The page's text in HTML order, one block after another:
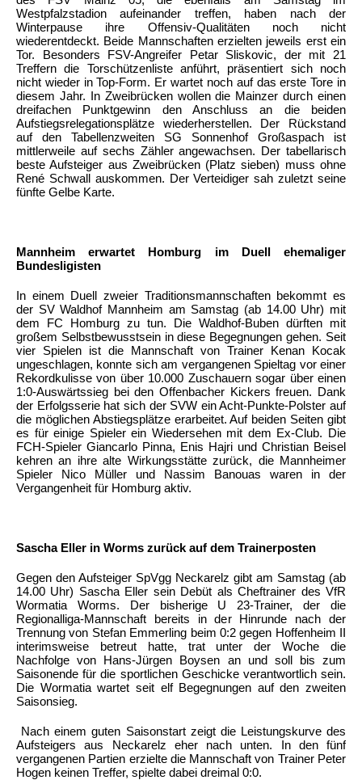
Westpfalzstadion aufeinander treffen, haben nach der
Winterpause ihre Offensiv-Qualitäten noch nicht
wiederentdeckt. Beide Mannschaften erzielten jeweils erst ein
Tor. Besonders FSV-Angreifer Petar Sliskovic, der mit 21
Treffern die Torschützenliste anführt, präsentiert sich noch
nicht wieder in Top-Form. Er wartet noch auf das erste Tore in
diesem Jahr. In Zweibrücken wollen die Mainzer durch einen
dreifachen Punktgewinn den Anschluss an die beiden
Aufstiegsrelegationsplätze wiederherstellen. Der Rückstand
auf den Tabellenzweiten SG Sonnenhof Großaspach ist
mittlerweile auf sechs Zähler angewachsen. Der tabellarisch
beste Aufsteiger aus Zweibrücken (Platz sieben) muss ohne
René Schwall auskommen. Der Verteidiger sah zuletzt seine
fünfte Gelbe Karte.
Mannheim erwartet Homburg im Duell ehemaliger
Bundesligisten
In einem Duell zweier Traditionsmannschaften bekommt es
der SV Waldhof Mannheim am Samstag (ab 14.00 Uhr) mit
dem FC Homburg zu tun. Die Waldhof-Buben dürften mit
großem Selbstbewusstsein in diese Begegnungen gehen. Seit
vier Spielen ist die Mannschaft von Trainer Kenan Kocak
ungeschlagen, konnte sich am vergangenen Spieltag vor einer
Rekordkulisse von über 10.000 Zuschauern sogar über einen
1:0-Auswärtssieg bei den Offenbacher Kickers freuen. Dank
der Erfolgsserie hat sich der SVW ein Acht-Punkte-Polster auf
die möglichen Abstiegsplätze erarbeitet. Auf beiden Seiten gibt
es für einige Spieler ein Wiedersehen mit dem Ex-Club. Die
FCH-Spieler Giancarlo Pinna, Enis Hajri und Christian Beisel
kehren an ihre alte Wirkungsstätte zurück, die Mannheimer
Spieler Nico Müller und Nassim Banouas waren in der
Vergangenheit für Homburg aktiv.
Sascha Eller in Worms zurück auf dem Trainerposten
Gegen den Aufsteiger SpVgg Neckarelz gibt am Samstag (ab
14.00 Uhr) Sascha Eller sein Debüt als Cheftrainer des VfR
Wormatia Worms. Der bisherige U 23-Trainer, der die
Regionalliga-Mannschaft bereits in der Hinrunde nach der
Trennung von Stefan Emmerling beim 0:2 gegen Hoffenheim II
interimsweise betreut hatte, trat unter der Woche die
Nachfolge von Hans-Jürgen Boysen an und soll bis zum
Saisonende für die sportlichen Geschicke verantwortlich sein.
Die Wormatia wartet seit elf Begegnungen auf den zweiten
Saisonsieg.
Nach einem guten Saisonstart zeigt die Leistungskurve des
Aufsteigers aus Neckarelz eher nach unten. In den fünf
vergangenen Partien erzielte die Mannschaft von Trainer Peter
Hogen keinen Treffer, spielte dabei dreimal 0:0.